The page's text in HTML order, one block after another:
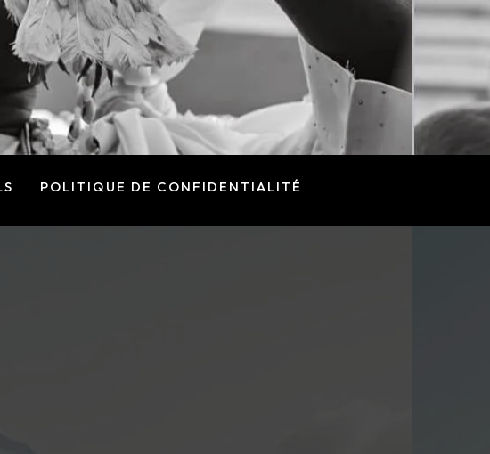
POLITIQUE DE CONFIDENTIALITÉ